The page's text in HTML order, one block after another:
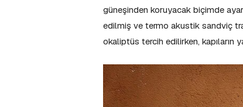
güneşinden koruyacak biçimde
edilmiş ve termo akustik sandviç
okaliptüs tercih edilirken, kapıların